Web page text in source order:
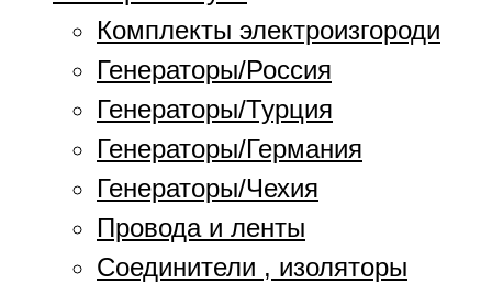
Комплекты электроизгороди
Генераторы/Россия
Генераторы/Турция
Генераторы/Германия
Генераторы/Чехия
Провода и ленты
Соединители , изоляторы